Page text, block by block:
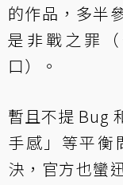
的作品，多半
是非戰之罪
口）。
暫且不提 Bug
手感」等平衡
決，官方也蠻